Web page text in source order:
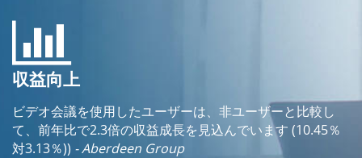
収益向上
ビデオ会議を使用したユーザーは、非ユーザーと比較し
て、前年比で2.3倍の収益成長を見込んでいます (10.45％
対3.13％)) - Aberdeen Group